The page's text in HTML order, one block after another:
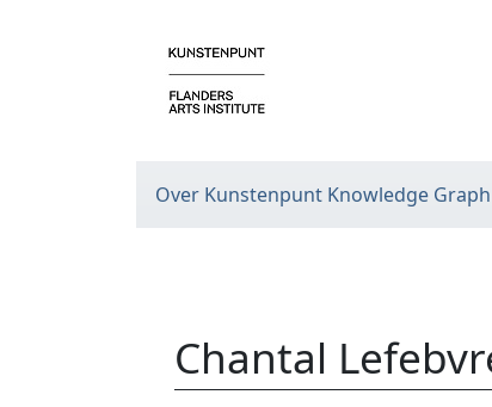
Over Kunstenpunt Knowledge Graph
Chantal